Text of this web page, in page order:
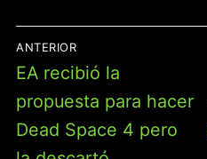
ENTRADAS
ANTERIOR
Entrada
anterior:
EA recibió la
propuesta para hacer
Dead Space 4 pero